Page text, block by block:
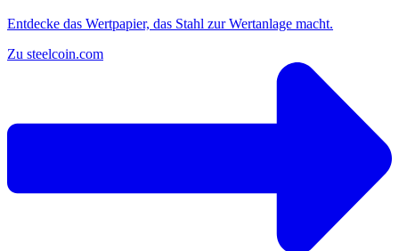
Entdecke das Wertpapier, das Stahl zur Wertanlage macht.
Zu steelcoin.com